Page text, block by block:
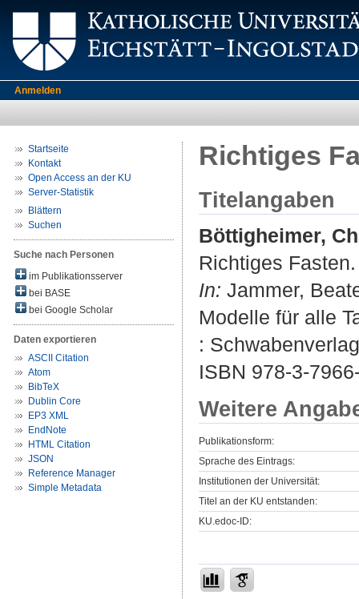
Anmelden
Startseite
Kontakt
Open Access an der KU
Server-Statistik
Blättern
Suchen
Suche nach Personen
im Publikationsserver
bei BASE
bei Google Scholar
Daten exportieren
ASCII Citation
Atom
BibTeX
Dublin Core
EP3 XML
EndNote
HTML Citation
JSON
Reference Manager
Simple Metadata
Richtiges
Titelangaben
Böttigheimer,
Richtiges Fasten.
In: Jammer,
Modelle für alle
:
ISBN 978-3-
Weitere
Publikationsform:
Sprache des Eintrags:
Institutionen der Universität:
Titel an der KU entstanden:
KU.edoc-ID: